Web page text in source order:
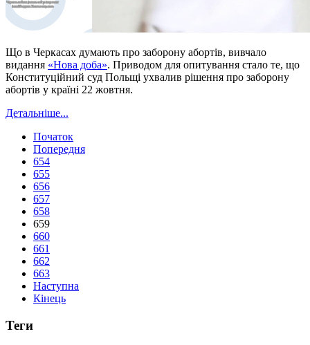
Що в Черкасах думають про заборону абортів, вивчало
видання «Нова доба». Приводом для опитування стало те, що
Конституційний суд Польщі ухвалив рішення про заборону
абортів у країні 22 жовтня.
Детальніше...
Початок
Попередня
654
655
656
657
658
659
660
661
662
663
Наступна
Кінець
Теги